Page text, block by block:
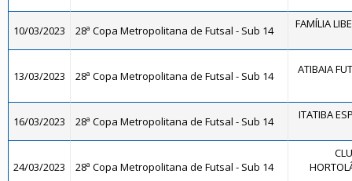
10/03/2023 28ª Copa Metropolitana de Futsal - Sub 14 FAMÍLIA
13/03/2023 28ª Copa Metropolitana de Futsal - Sub 14 ATIBAIA
16/03/2023 28ª Copa Metropolitana de Futsal - Sub 14 ITATIBA
24/03/2023 28ª Copa Metropolitana de Futsal - Sub 14